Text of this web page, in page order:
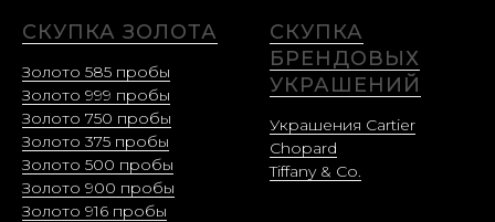
СКУПКА ЗОЛОТА
Золото 585 пробы
Золото 999 пробы
Золото 750 пробы
Золото 375 пробы
Золото 500 пробы
Золото 900 пробы
Золото 916 пробы
СКУПКА
БРЕНДОВЫХ
УКРАШЕНИЙ
Украшения Cartier
Chopard
Tiffany & Co.